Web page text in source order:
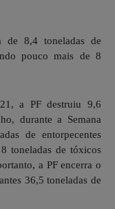
de 8,4 toneladas de
pouco mais de 8
a PF destruiu 9,6
durante a Semana
de entorpecentes
toneladas de tóxicos
a PF encerra o
36,5 toneladas de